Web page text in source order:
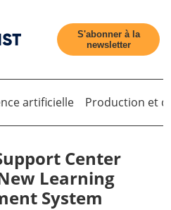
S'abonner à la
newsletter
artificielle Production et
Center
Learning
System